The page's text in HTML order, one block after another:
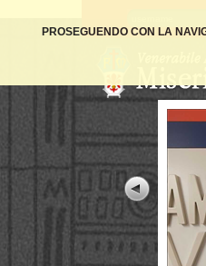
PROSEGUENDO CON LA